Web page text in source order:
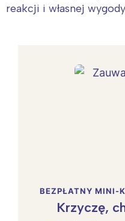
reakcji i własnej
BEZPŁATNY MINI-
Krzyczę,